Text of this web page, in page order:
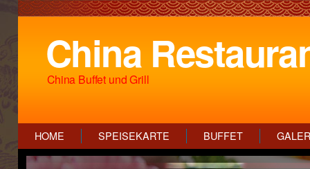
China
China Buffet und Grill
HOME SPEISEKARTE BUFFET